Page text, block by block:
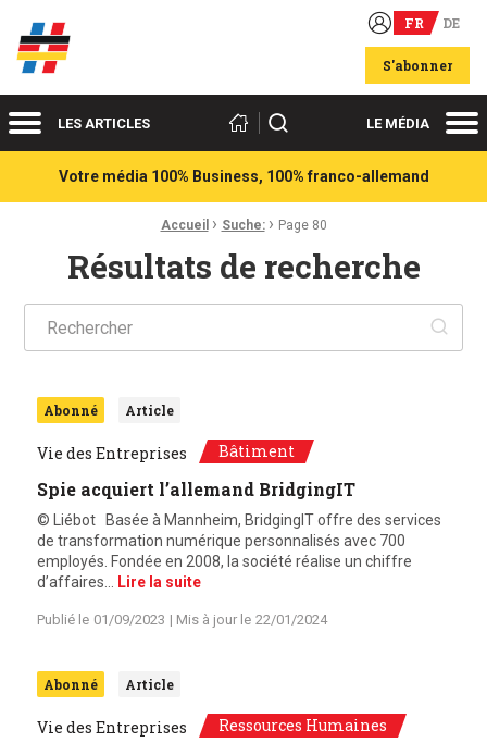
Acteurs du franco-allemand FR DE
S'abonner
MenuLES ARTICLES Rechercher LE MÉDIA
Votre média 100% Business, 100% franco-allemand
Accueil › Suche: › Page 80
Résultats de recherche
Ok
Abonné Article
Vie des Entreprises Bâtiment
Spie acquiert l’allemand BridgingIT
© Liébot Basée à Mannheim, BridgingIT offre des services
de transformation numérique personnalisés avec 700
employés. Fondée en 2008, la société réalise un chiffre
d’affaires…
Lire la suite
Publié le 01/09/2023 | Mis à jour le 22/01/2024
Abonné Article
Vie des Entreprises Ressources Humaines